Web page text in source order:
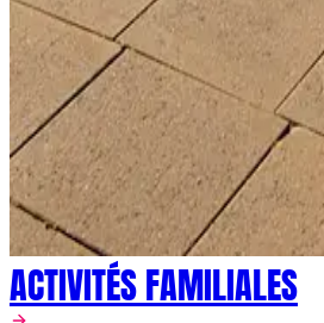
ACTIVITÉS FAMILIALES